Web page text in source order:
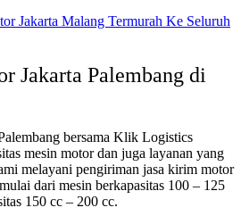
Jakarta Malang Termurah Ke Seluruh
Jakarta Palembang di
bersama Klik Logistics
mesin motor dan juga layanan yang
melayani pengiriman jasa kirim motor
dari mesin berkapasitas 100 – 125
150 cc – 200 cc.